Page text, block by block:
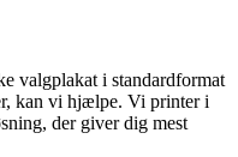
valgplakat i standardformat
kan vi hjælpe. Vi printer i
der giver dig mest